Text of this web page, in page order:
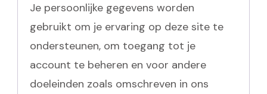
Je persoonlijke gegevens worden
gebruikt om je ervaring op deze site te
ondersteunen, om toegang tot je
account te beheren en voor andere
doeleinden zoals omschreven in ons